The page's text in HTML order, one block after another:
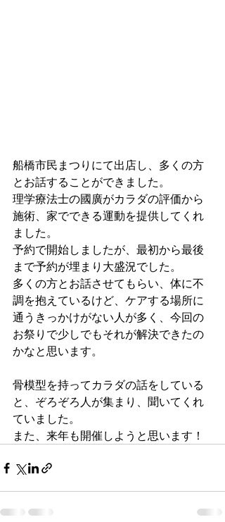
船橋市民まつりにて出店し、多くの方
とお話することができました。
理学療法士の國廣がカラダの評価から
施術、家でできる運動を提供してくれ
ました。
予約で開始しましたが、最初から最後
まで予約が埋まり大盛況でした。
多くの方とお話させてもらい、体に不
調を抱えているけど、ケアする場所に
通うきっかけがない人が多く、今回の
お祭りで少しでもそれが解決できたの
かなと思います。
骨模型を持ってカラダの話をしている
と、ぞろぞろ人が集まり、聞いてくれ
ていました。
また、来年も開催しようと思います！